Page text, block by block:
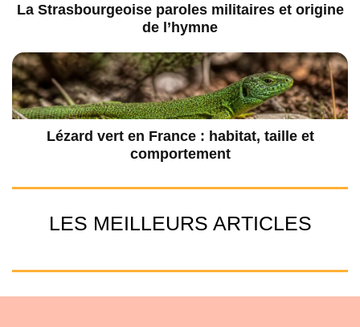
La Strasbourgeoise paroles militaires et origine
de l’hymne
Lézard vert en France : habitat, taille et
comportement
LES MEILLEURS ARTICLES